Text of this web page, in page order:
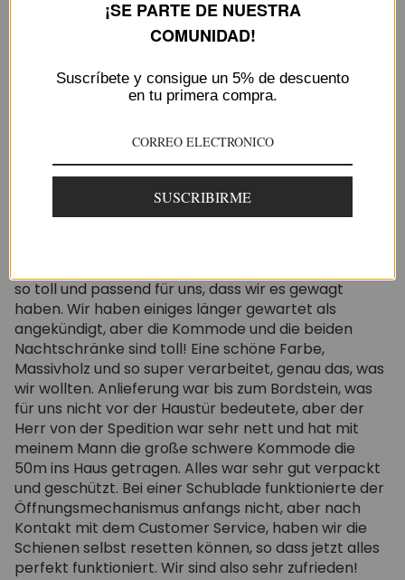
Escribir una reseña
Gabriele Münch
Sehr schöne Möbel
so toll und passend für uns, dass wir es gewagt
haben. Wir haben einiges länger gewartet als
angekündigt, aber die Kommode und die beiden
Nachtschränke sind toll! Eine schöne Farbe,
Massivholz und so super verarbeitet, genau das, was
wir wollten. Anlieferung war bis zum Bordstein, was
für uns nicht vor der Haustür bedeutete, aber der
Herr von der Spedition war sehr nett und hat mit
meinem Mann die große schwere Kommode die
50m ins Haus getragen. Alles war sehr gut verpackt
und geschützt. Bei einer Schublade funktionierte der
Öffnungsmechanismus anfangs nicht, aber nach
Kontakt mit dem Customer Service, haben wir die
Schienen selbst resetten können, so dass jetzt alles
perfekt funktioniert. Wir sind also sehr zufrieden!
¡SE PARTE DE NUESTRA
COMUNIDAD!
Suscríbete y consigue un 5% de descuento
en tu primera compra.
SUSCRIBIRME